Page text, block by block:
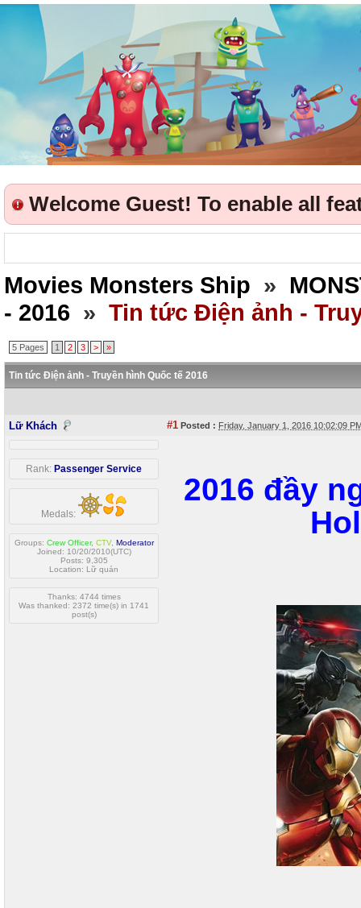
Welcome Guest! To enable all
Movies Monsters Ship »
- 2016 » Tin tức Điện ảnh -
5 Pages 1 2 3 > »
Tin tức Điện ảnh - Truyền hình Quốc tế 2016
Lữ Khách #1 Posted : Friday, January 1, 2016 10:02:09
Rank: Passenger Service
Medals:
Groups: Crew Officer, CTV, Moderator
Joined: 10/20/2010(UTC)
Posts: 9,305
Location: Lữ quán
Thanks: 4744 times
Was thanked: 2372 time(s) in 1741
post(s)
2016 đầy